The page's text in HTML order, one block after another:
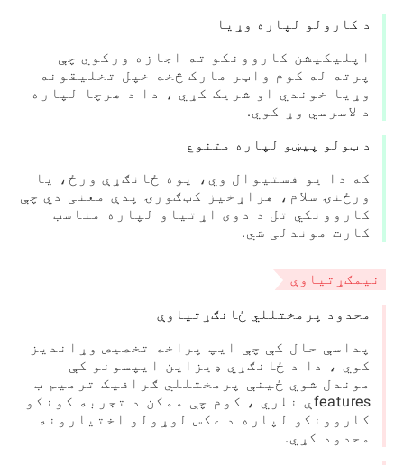
د کارولو لپاره وړیا
اپلیکیشن کاروونکو ته اجازه ورکوي چې
پرته له کوم واټر مارک څخه خپل تخلیقونه
وړیا خوندي او شریک کړي ، دا د هرچا لپاره
د لاسرسي وړ کوي.
د ټولو پیښو لپاره متنوع
که دا یو فستیوال وي، یوه ځانګړې ورځ، یا
ورځنۍ سلام، هراړخیز کټګورۍ پدې معنی دي چې
کاروونکي تل د دوی اړتیاو لپاره مناسب
کارت موندلی شي.
نیمګړتیاوې
محدود پرمختللي ځانګړتیاوې
پداسې حال کې چې ایپ پراخه تخصیص وړاندیز
کوي ، دا د ځانګړي ډیزاین ایپسونو کې
موندل شوي ځینې پرمختللي ګرافیک ترمیم ب
featuresې نلري ، کوم چې ممکن د تجربه کونکو
کاروونکو لپاره د عکس لوړولو اختیارونه
محدود کړي.